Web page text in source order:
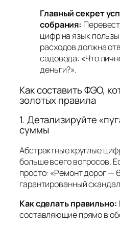
Главный секрет
собрания:
цифр на язык
расходов должна
садовода: «Что
деньги?».
Как составить ФЭО,
золотых правила
1. Детализируйте
суммы
Абстрактные круглые
больше всего вопросов.
просто: «Ремонт дорог —
гарантированный
Как сделать правильно:
составляющие прямо в